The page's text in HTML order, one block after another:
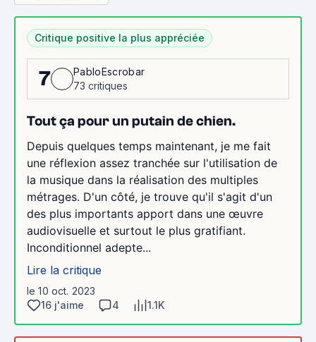
Critique positive la plus appréciée
7
PabloEscrobar
73 critiques
Tout ça pour un putain de chien.
Depuis quelques temps maintenant, je me fait
une réflexion assez tranchée sur l'utilisation de
la musique dans la réalisation des multiples
métrages. D'un côté, je trouve qu'il s'agit d'un
des plus importants apport dans une œuvre
audiovisuelle et surtout le plus gratifiant.
Inconditionnel adepte...
Lire la critique
le 10 oct. 2023
16 j'aime
4 1.1K